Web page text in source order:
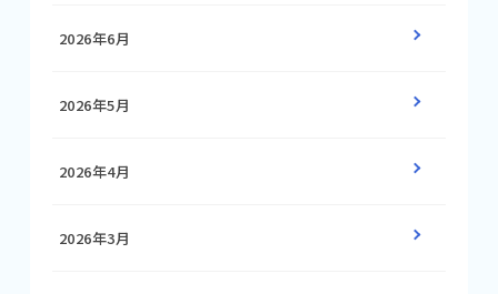
2026年6月
2026年5月
2026年4月
2026年3月